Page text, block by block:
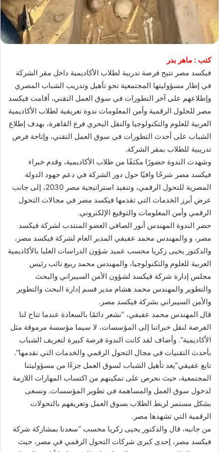
كتب : ماهر بدر
فيكسد مصر تتيح فرصة تدريبة لطلاب الأكاديمية داخل مقر الشركة
في إطار مسؤوليتها المجتمعية نحو تأهيل وتدريب الشباب المصري
وإطلاعهم على آخر التطورات في سوق العمل التقني، أقامت فيكسد
مصر للحلول الرقمية وأمن المعلومات ندوة تعريفية لطلاب الأكاديمية
العربية للعلوم والتكنولوجيا والنقل البحري فرع القاهرة، بهدف إطلاع
الشباب على أحدث التطورات في سوق العمل التقني، وإتاحة فرص
تدريبية للطلاب بمقر الشركة.
وشهدت الندوة حضورًا مكثفًا من طلاب الأكاديمية، وقدم خبراء
فيكسد مصر شرحًا وافيًا حول دور الشركة في دعم جهود الدولة
المصرية للتحول الرقمي، وتنفيذ استراتيجية مصر 2030، إلى جانب
عرض أبرز الخدمات التي تقدمها فيكسد مصر في مجالات التحول
الرقمي وأمن المعلومات والتوقيع الإلكتروني.
حضر الندوة المهندس أنور الصافي العضو المنتدب لشركة فيكسد
مصر، و والمهندس محمد عفيفي المدير العام لشركة فيكسد مصر،
والدكتور يحيى زكريا محسب عميد شؤون الدراسات العليا بالأكاديمية
العربية للعلوم والتكنولوجيا، والمهندس محمد ربيع نائب رئيس
مجلس إدارة شركة فيكسد لشؤون الأمن السيبراني والبحث
والتطوير والمهندس محمد هشام مدير قسم إدارة البحث والتطوير
والأمن السيبراني بشركة فيكسد مصر.
قال المهندس محمد عفيفي، “نشعر دائمًا بالسعادة عندما تتاح لنا
الفرصة لنقل خبراتنا إلى المؤسسات، لا سيما مؤسسة مرموقة مثل
الأكاديمية”. وأضاف لقد كانت الندوة فرصة كبيرة لتعريف الشباب
بأحدث التقنيات في مجال التحول الرقمي والخدمات التي نقدمها”.
تابع عفيفي”يعد تأهيل الشباب لسوق العمل جزءًا من مسؤوليتنا
المجتمعية، حيث نحرص على تمكينهم من اكتساب المهارات اللازمة
لدخول سوق العمل والمساهمة في تطوير المؤسسات. ونسعى
بشكل مستمر لربط الطلاب بسوق العمل وتعريفهم بالتحولات
الرقمية التي تشهدها مصر.
من جانبه، قال والدكتور يحيى زكريا محسب “سعدنا بمشاركة شركة
فيكسد مصر، إحدى كبرى شركات التحول الرقمي في مصر، حيث